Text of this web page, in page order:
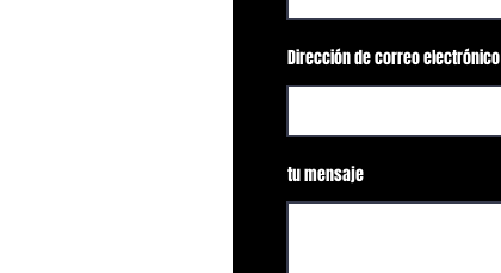
Dirección de correo electrónico
tu mensaje